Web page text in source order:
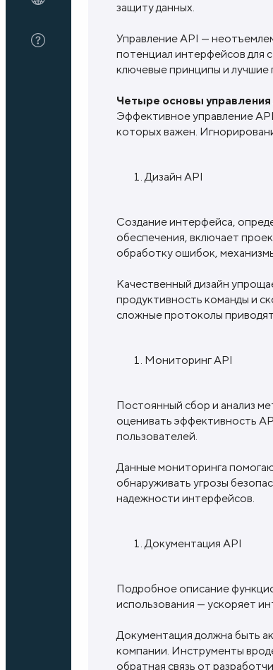
защиту данных.
Управление API —
потенциал интерфейсов для
ключевые принципы и
Четыре основы управления
Эффективное управление
которых важен.
Дизайн API
Создание интерфейса,
обеспечения, включает
обработку ошибок,
Качественный дизайн
продуктивность команды и
сложные протоколы
Мониторинг API
Постоянный сбор и анализ
оценивать эффективность
пользователей.
Данные мониторинга
обнаруживать угрозы
надежности интерфейсов.
Документация API
Подробное описание
использования — ускоряет
Документация должна быть
компании. Инструменты
обратная связь от